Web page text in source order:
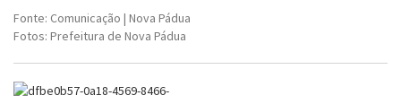
Fonte: Comunicação | Nova Pádua
Fotos: Prefeitura de Nova Pádua